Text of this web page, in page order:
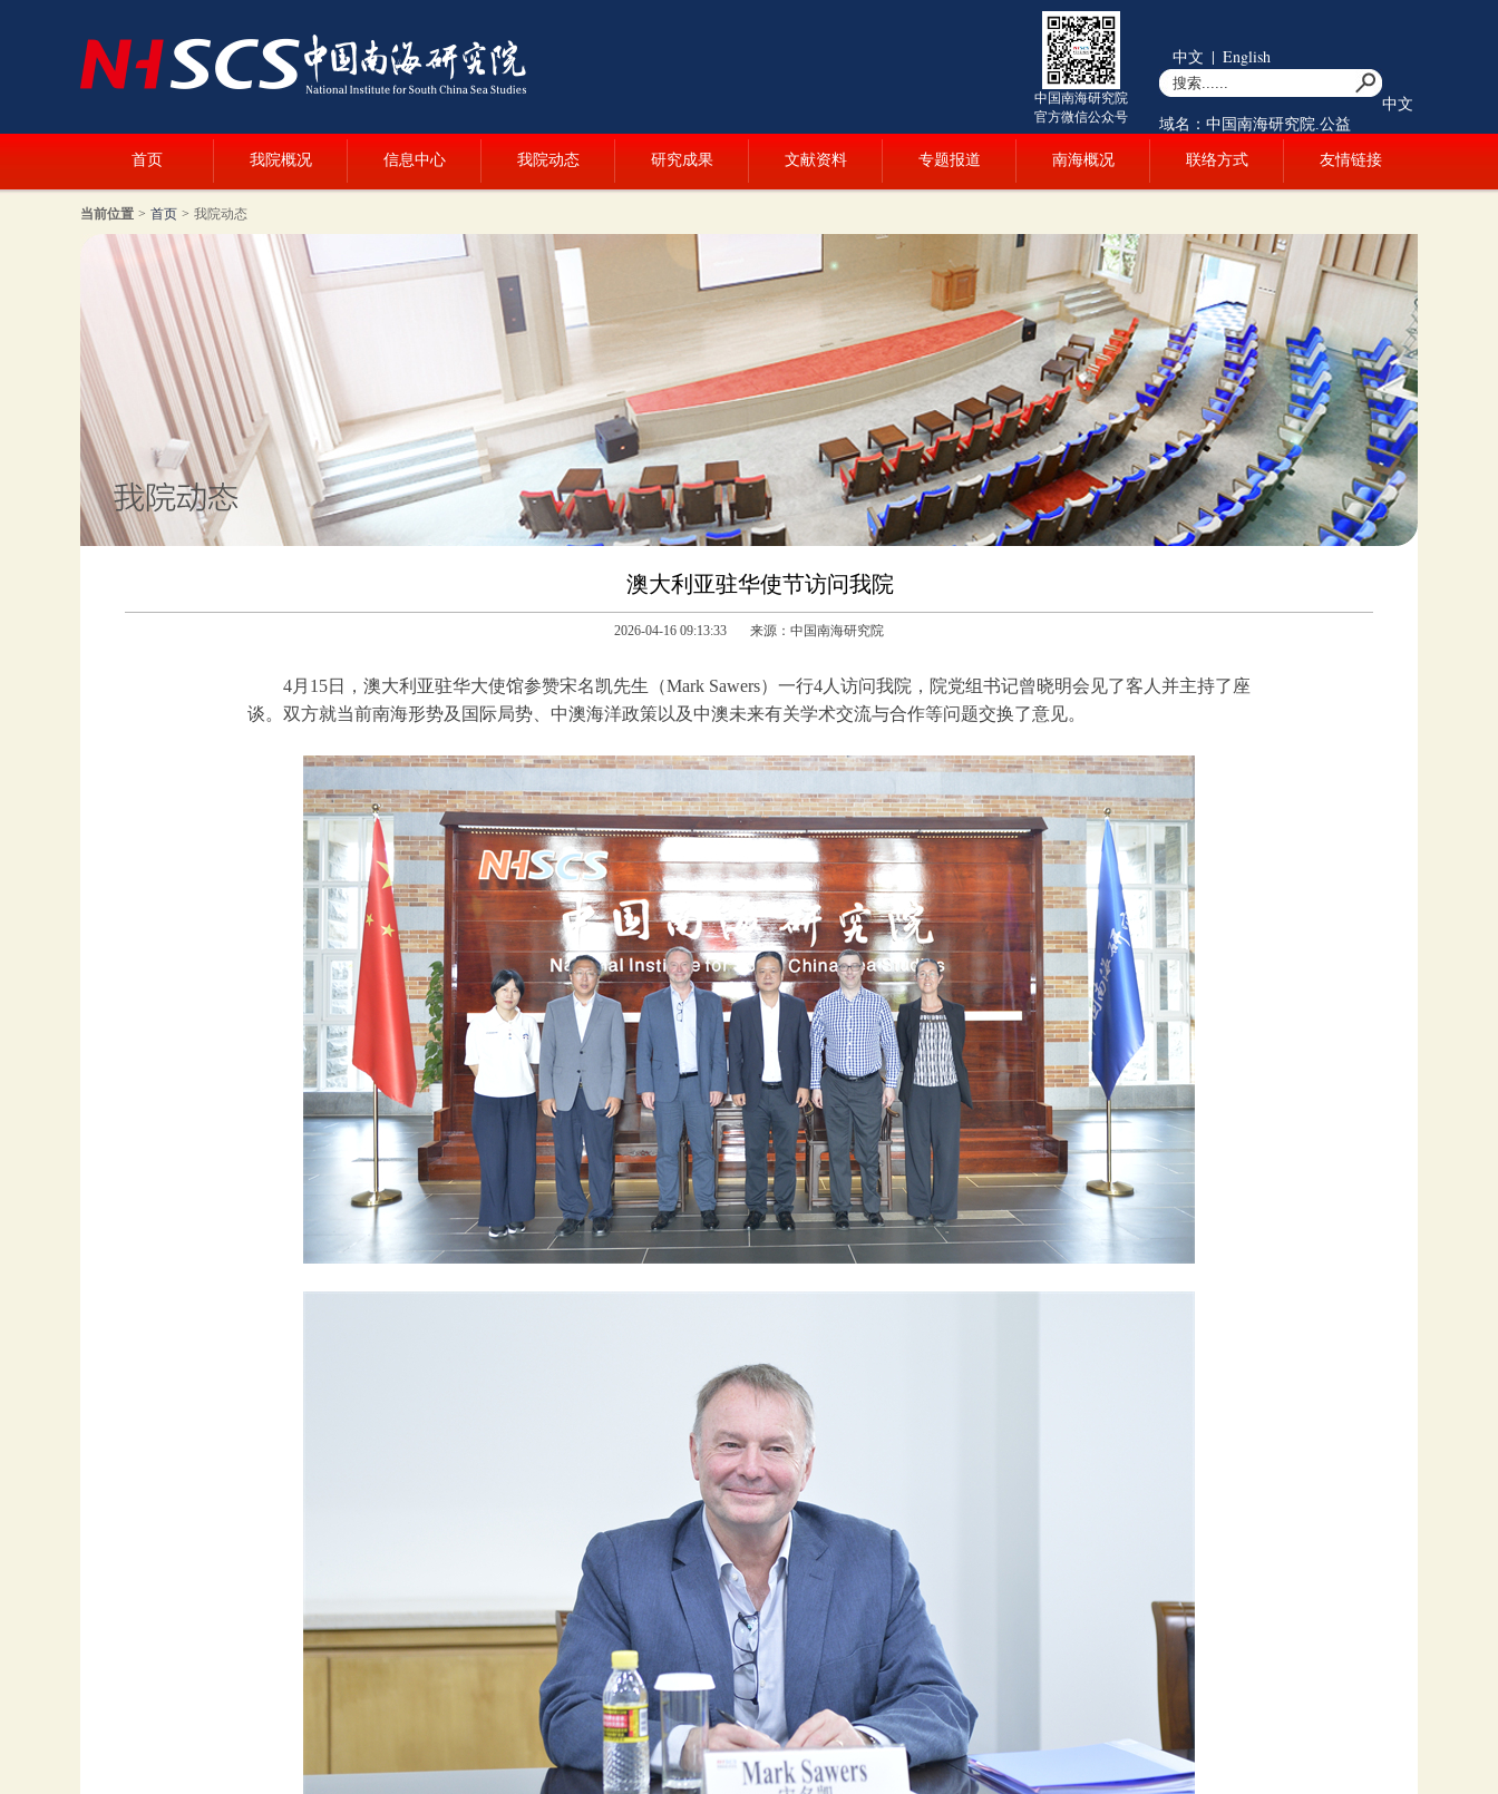
中国南海研究院
官方微信公众号
中文 | English
中文
域名：中国南海研究院.公益
首页 我院概况 信息中心 我院动态 研究成果 文献资料 专题报道 南海概况 联络方式 友情链接
当前位置 > 首页 > 我院动态
澳大利亚驻华使节访问我院
2026-04-16 09:13:33 来源：中国南海研究院
4月15日，澳大利亚驻华大使馆参赞宋名凯先生（Mark Sawers）一行4人访问我院，院党组书记曾晓明会见了客人并主持了座
谈。双方就当前南海形势及国际局势、中澳海洋政策以及中澳未来有关学术交流与合作等问题交换了意见。